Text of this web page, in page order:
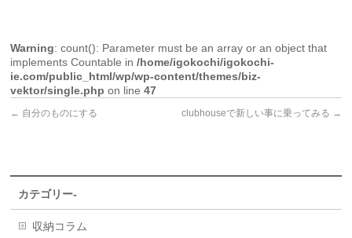
Warning: count(): Parameter must be an array or an object that
implements Countable in/home/igokochi/igokochi-
ie.com/public_html/wp/wp-content/themes/biz-
vektor/single.php on line47
← 自分のものにする clubhouseで新しい事に乗ってみる →
カテゴリー-
収納コラム